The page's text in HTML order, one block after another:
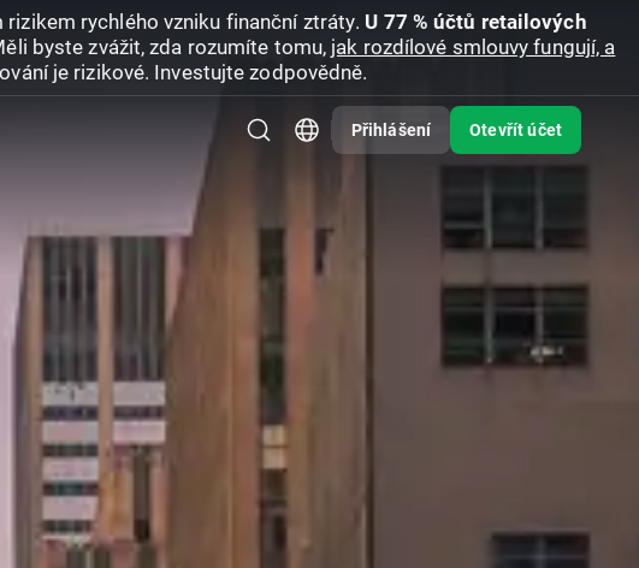
rychlého vzniku finanční ztráty. U 77 % účtů retailových
byste zvážit, zda rozumíte tomu, jak rozdílové smlouvy fungují, a
je rizikové. Investujte zodpovědně.
Přihlášení Otevřít účet